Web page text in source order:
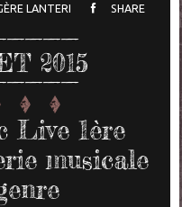
LANTERI SHARE
2015
Live 1ère
musicale